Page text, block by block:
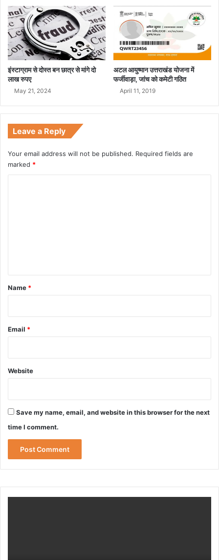
इंस्टाग्राम से दोस्त बन छात्र से मांगे दो
लाख रुपए
May 21, 2024
अटल आयुष्मान उत्तराखंड योजना में
फर्जीवाड़ा, जांच को कमेटी गठित
April 11, 2019
Leave a Reply
Your email address will not be published. Required fields are
marked *
*
Name *
Email *
Website
Save my name, email, and website in this browser for the next
time I comment.